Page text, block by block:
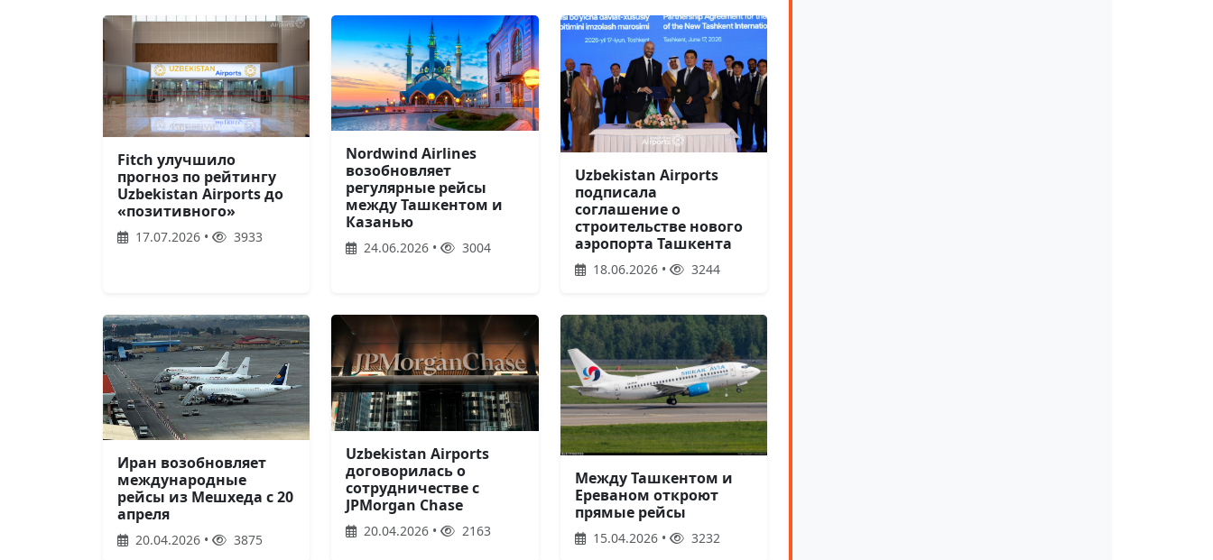
Fitch улучшило
прогноз по рейтингу
Uzbekistan Airports до
«позитивного»
17.07.2026 • 3933
Nordwind Airlines
возобновляет
регулярные рейсы
между Ташкентом и
Казанью
24.06.2026 • 3004
Uzbekistan Airports
подписала
соглашение о
строительстве нового
аэропорта Ташкента
18.06.2026 • 3244
Иран возобновляет
международные
рейсы из Мешхеда с 20
апреля
20.04.2026 • 3875
Uzbekistan Airports
договорилась о
сотрудничестве с
JPMorgan Chase
20.04.2026 • 2163
Между Ташкентом и
Ереваном откроют
прямые рейсы
15.04.2026 • 3232